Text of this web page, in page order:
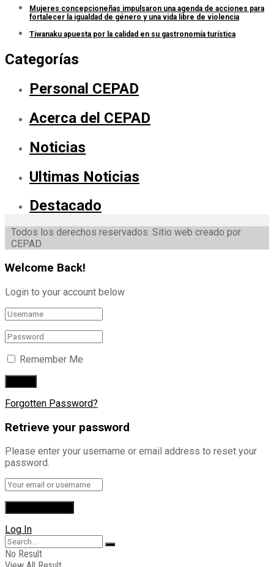
Mujeres concepcioneñas impulsaron una agenda de acciones para
fortalecer la igualdad de género y una vida libre de violencia
Tiwanaku apuesta por la calidad en su gastronomía turística
Categorías
Personal CEPAD
Acerca del CEPAD
Noticias
Ultimas Noticias
Destacado
Todos los derechos reservados. Sitio web creado por
CEPAD
Welcome Back!
Login to your account below
Remember Me
Forgotten Password?
Retrieve your password
Please enter your username or email address to reset your
password.
Log In
No Result